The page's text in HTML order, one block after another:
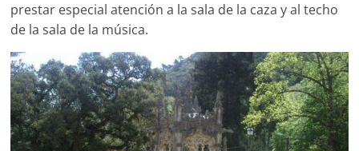
prestar especial atención a la sala de la caza y al techo
de la sala de la música.